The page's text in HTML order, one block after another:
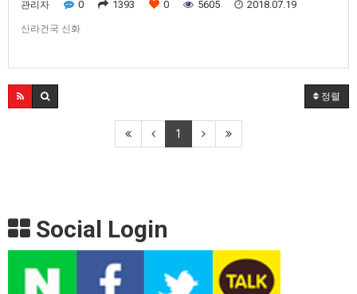
관리자 0 1393 0 5605 2018.07.19
신라건국 신화
정렬
1
Social Login